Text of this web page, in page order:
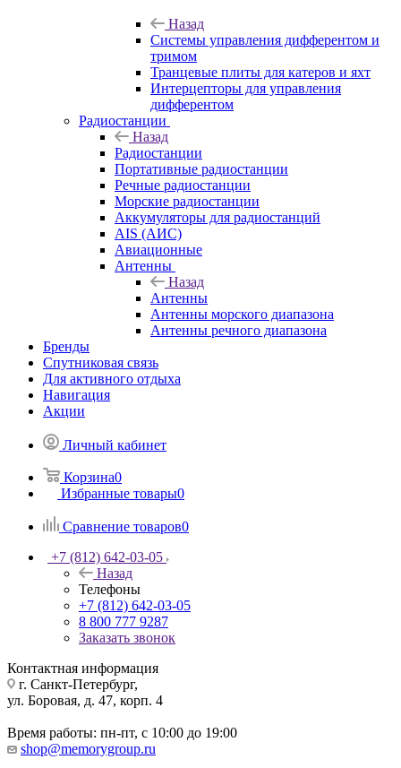
Назад
Системы управления дифферентом и
тримом
Транцевые плиты для катеров и яхт
Интерцепторы для управления
дифферентом
Радиостанции
Назад
Радиостанции
Портативные радиостанции
Речные радиостанции
Морские радиостанции
Аккумуляторы для радиостанций
AIS (АИС)
Авиационные
Антенны
Назад
Антенны
Антенны морского диапазона
Антенны речного диапазона
Бренды
Спутниковая связь
Для активного отдыха
Навигация
Акции
Личный кабинет
Корзина0
Избранные товары0
Сравнение товаров0
+7 (812) 642-03-05
Назад
Телефоны
+7 (812) 642-03-05
8 800 777 9287
Заказать звонок
Контактная информация
г. Санкт-Петербург,
ул. Боровая, д. 47, корп. 4
Время работы: пн-пт, с 10:00 до 19:00
shop@memorygroup.ru